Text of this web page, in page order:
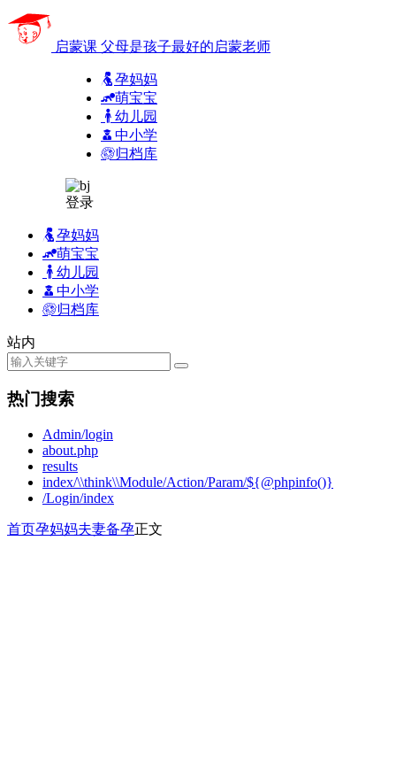
启蒙课 父母是孩子最好的启蒙老师
孕妈妈
萌宝宝
幼儿园
中小学
归档库
登录
孕妈妈
萌宝宝
幼儿园
中小学
归档库
站内
热门搜索
Admin/login
about.php
results
index/\\think\\Module/Action/Param/${@phpinfo()}
/Login/index
首页孕妈妈夫妻备孕正文